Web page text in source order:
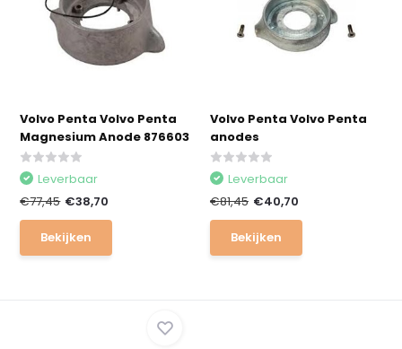
Volvo Penta Volvo Penta
Magnesium Anode 876603
Leverbaar
€77,45 €38,70
Bekijken
Volvo Penta Volvo Penta
anodes
Leverbaar
€81,45 €40,70
Bekijken